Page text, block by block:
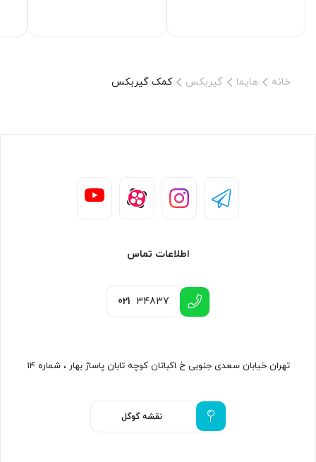
خانه هایما گیربکس کمک گیربکس
اطلاعات تماس
021 34837
تهران خیابان سعدی جنوبی خ اکباتان کوچه تابان پاساژ بهار ، شماره ۱۴
نقشه گوگل